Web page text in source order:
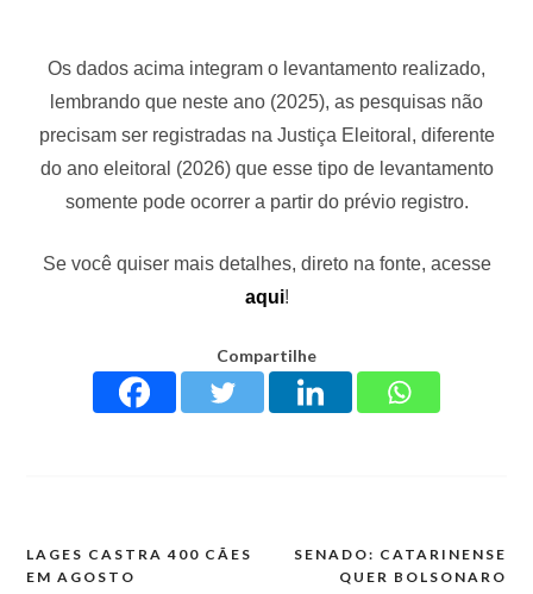
Os dados acima integram o levantamento realizado,
lembrando que neste ano (2025), as pesquisas não
precisam ser registradas na Justiça Eleitoral, diferente
do ano eleitoral (2026) que esse tipo de levantamento
somente pode ocorrer a partir do prévio registro.
Se você quiser mais detalhes, direto na fonte, acesse
aqui!
Compartilhe
LAGES CASTRA 400 CÃES
EM AGOSTO
SENADO: CATARINENSE
QUER BOLSONARO